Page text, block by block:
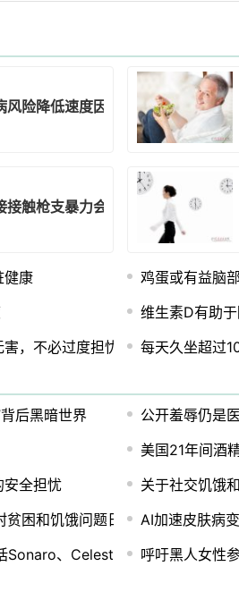
风险降低速度因吸烟量而异
接触枪支暴力会降低生活质量
健康
鸡蛋或有益脑
维生素D有助
，不必过度担忧骨关节炎风险
每天久坐超过
后黑暗世界
公开羞辱仍是
美国21年间酒
安全担忧
关于社交饥饿
贫困和饥饿问题日益严重AI加速皮肤病
Sonaro、Celestra和Oasis呼吁黑人女性